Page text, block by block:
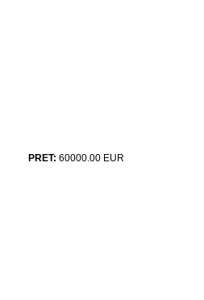
PRET: 60000.00 EUR